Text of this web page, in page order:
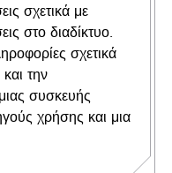
σχετικά με
στο διαδίκτυο.
σχετικά
την
συσκευής
χρήσης και μια